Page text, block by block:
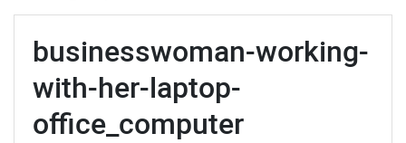
businesswoman-working-
with-her-laptop-
office_computer